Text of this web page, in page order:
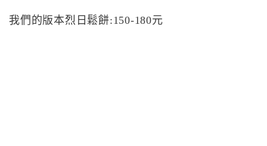
我們的版本烈日鬆餅:150-180元